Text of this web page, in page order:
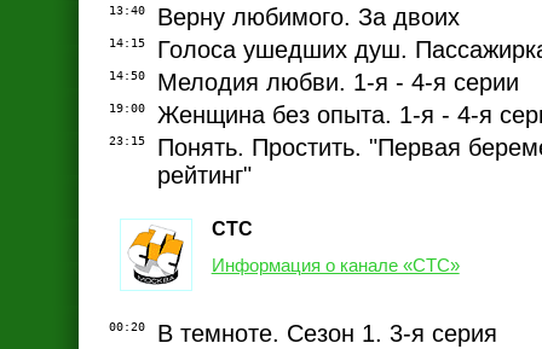
13:40 Верну любимого. За двоих
14:15 Голоса ушедших душ.
14:50 Мелодия любви. 1-я - 4-я серии
19:00 Женщина без опыта. 1-я - 4-я
23:15
Понять. Простить. "Первая
рейтинг"
СТС
Информация о канале «СТС»
00:20 В темноте. Сезон 1. 3-я серия